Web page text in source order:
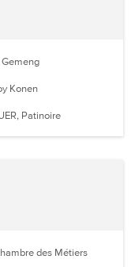
Gemeng
Konen
Patinoire
des Métiers